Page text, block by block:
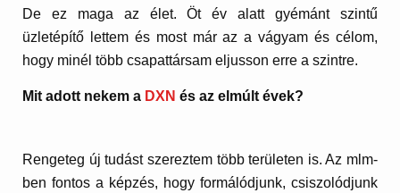
De ez maga az élet. Öt év alatt gyémánt szintű
üzletépítő lettem és most már az a vágyam és célom,
hogy minél több csapattársam eljusson erre a szintre.
Mit adott nekem a DXN és az elmúlt évek?
Rengeteg új tudást szereztem több területen is. Az mlm-
ben fontos a képzés, hogy formálódjunk, csiszolódjunk